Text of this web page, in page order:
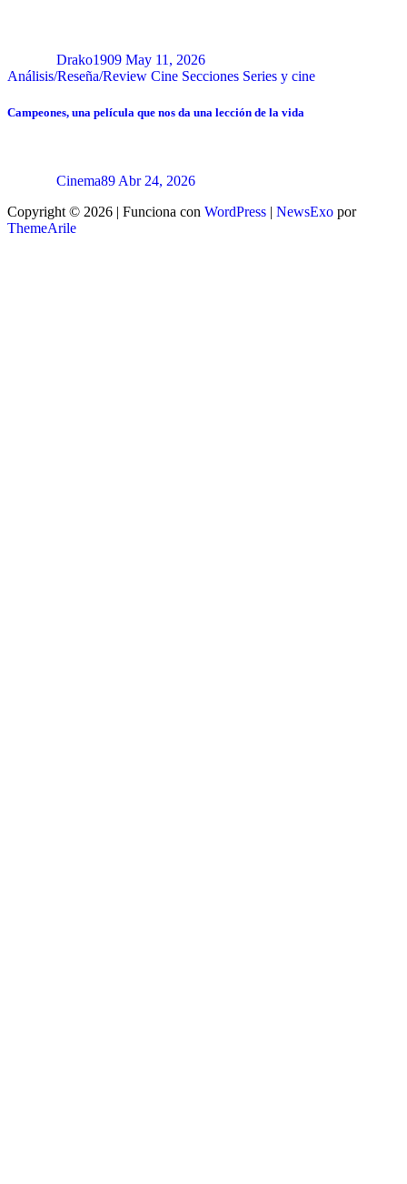
Drako1909 May 11, 2026
Análisis/Reseña/Review Cine Secciones Series y cine
Campeones, una película que nos da una lección de la vida
Cinema89 Abr 24, 2026
Copyright © 2026 | Funciona con WordPress | NewsExo por
ThemeArile